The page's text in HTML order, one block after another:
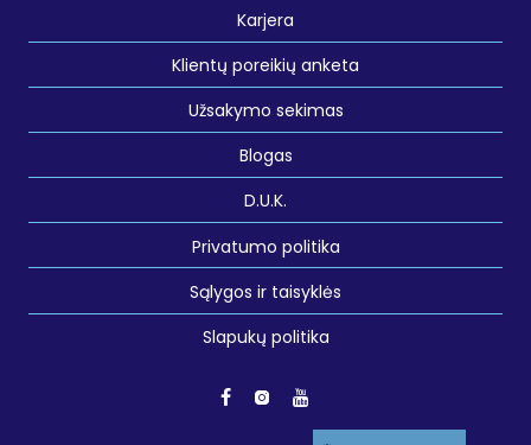
Karjera
Klientų poreikių anketa
Užsakymo sekimas
Blogas
D.U.K.
Privatumo politika
Sąlygos ir taisyklės
Slapukų politika